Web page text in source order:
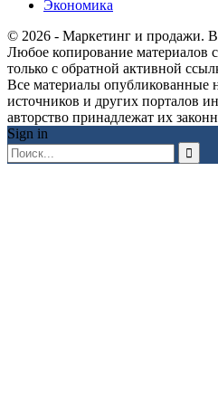
Экономика
© 2026 - Маркетинг и продажи.
Любое копирование материалов
только с обратной активной
Все материалы опубликованные
источников и других порталов
авторство принадлежат их
Sign in